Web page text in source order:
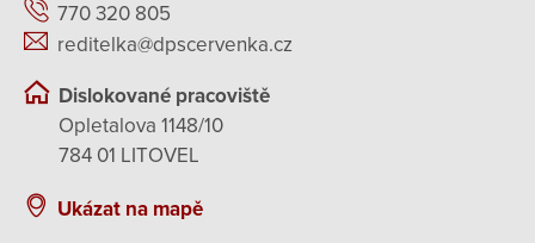
770 320 805
reditelka@dpscervenka.cz
Dislokované pracoviště
Opletalova 1148/10
784 01 LITOVEL
Ukázat na mapě